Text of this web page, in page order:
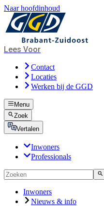
Naar hoofdinhoud
Lees Voor
Contact
Locaties
Werken bij de GGD
Menu
Zoek
Vertalen
Inwoners
Professionals
Inwoners
Nieuws & info